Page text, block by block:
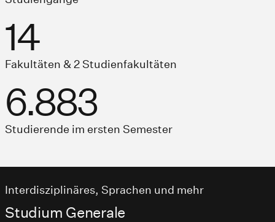
14
Fakultäten & 2 Studienfakultäten
6.883
Studierende im ersten Semester
Interdisziplinäres, Sprachen und mehr
Studium Generale